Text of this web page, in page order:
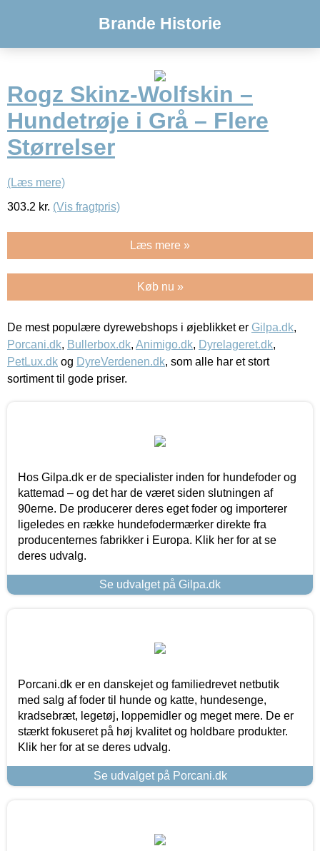
Brande Historie
Rogz Skinz-Wolfskin –
Hundetrøje i Grå – Flere
Størrelser
(Læs mere)
303.2 kr. (Vis fragtpris)
Læs mere »
Køb nu »
De mest populære dyrewebshops i øjeblikket er Gilpa.dk,
Porcani.dk, Bullerbox.dk, Animigo.dk, Dyrelageret.dk,
PetLux.dk og DyreVerdenen.dk, som alle har et stort
sortiment til gode priser.
Hos Gilpa.dk er de specialister inden for hundefoder og
kattemad – og det har de været siden slutningen af
90erne. De producerer deres eget foder og importerer
ligeledes en række hundefodermærker direkte fra
producenternes fabrikker i Europa. Klik her for at se
deres udvalg.
Se udvalget på Gilpa.dk
Porcani.dk er en danskejet og familiedrevet netbutik
med salg af foder til hunde og katte, hundesenge,
kradsebræt, legetøj, loppemidler og meget mere. De er
stærkt fokuseret på høj kvalitet og holdbare produkter.
Klik her for at se deres udvalg.
Se udvalget på Porcani.dk